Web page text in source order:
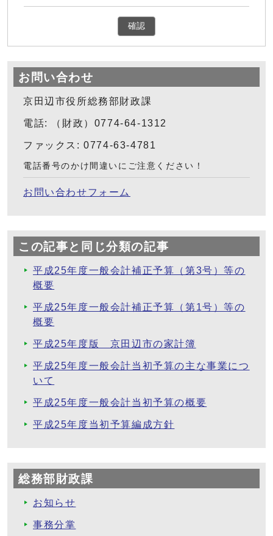
確認
お問い合わせ
京田辺市役所総務部財政課
電話: （財政）0774-64-1312
ファックス: 0774-63-4781
電話番号のかけ間違いにご注意ください！
お問い合わせフォーム
この記事と同じ分類の記事
平成25年度一般会計補正予算（第3号）等の
概要
平成25年度一般会計補正予算（第1号）等の
概要
平成25年度版 京田辺市の家計簿
平成25年度一般会計当初予算の主な事業につ
いて
平成25年度一般会計当初予算の概要
平成25年度当初予算編成方針
総務部財政課
お知らせ
事務分掌